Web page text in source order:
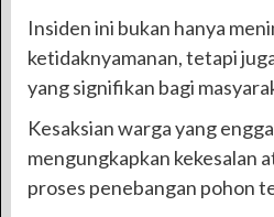
Insiden ini bukan hanya
ketidaknyamanan, tetapi
yang signifikan bagi
Kesaksian warga yang
mengungkapkan kekesalan
proses penebangan pohon